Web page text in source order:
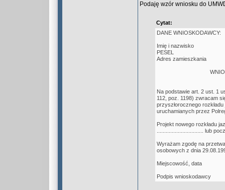
Podaję wzór wniosku do
Cytat:
DANE WNIOSKODAWCY:
Imię i nazwisko
PESEL
Adres zamieszkania
Na podstawie art. 2 ust. 1
112, poz. 1198) zwracam
przyszłorocznego
uruchamianych przez
Projekt nowego rozkładu
............................... lub
Wyrażam zgodę na
osobowych z dnia
Miejscowość, data
Podpis wnioskodawcy